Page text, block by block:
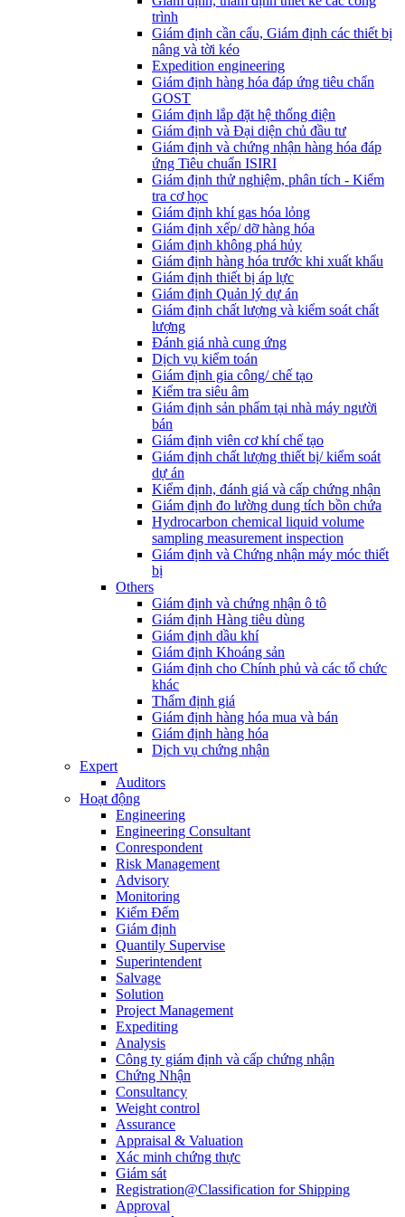
trình
Giám định cần cẩu, Giám định các thiết bị
nâng và tời kéo
Expedition engineering
Giám định hàng hóa đáp ứng tiêu chẩn
GOST
Giám định lắp đặt hệ thống điện
Giám định và Đại diện chủ đầu tư
Giám định và chứng nhận hàng hóa đáp
ứng Tiêu chuẩn ISIRI
Giám định thử nghiệm, phân tích - Kiểm
tra cơ học
Giám định khí gas hóa lỏng
Giám định xếp/ dỡ hàng hóa
Giám định không phá hủy
Giám định hàng hóa trước khi xuất khẩu
Giám định thiết bị áp lực
Giám định Quản lý dự án
Giám định chất lượng và kiểm soát chất
lượng
Đánh giá nhà cung ứng
Dịch vụ kiểm toán
Giám định gia công/ chế tạo
Kiểm tra siêu âm
Giám định sản phẩm tại nhà máy người
bán
Giám định viên cơ khí chế tạo
Giám định chất lượng thiết bị/ kiểm soát
dự án
Kiểm định, đánh giá và cấp chứng nhận
Giám định đo lường dung tích bồn chứa
Hydrocarbon chemical liquid volume
sampling measurement inspection
Giám định và Chứng nhận máy móc thiết
bị
Others
Giám định và chứng nhận ô tô
Giám định Hàng tiêu dùng
Giám định dầu khí
Giám định Khoáng sản
Giám định cho Chính phủ và các tổ chức
khác
Thẩm định giá
Giám định hàng hóa mua và bán
Giám định hàng hóa
Dịch vụ chứng nhận
Expert
Auditors
Hoạt động
Engineering
Engineering Consultant
Conrespondent
Risk Management
Advisory
Monitoring
Kiểm Đếm
Giám định
Quantily Supervise
Superintendent
Salvage
Solution
Project Management
Expediting
Analysis
Công ty giám định và cấp chứng nhận
Chứng Nhận
Consultancy
Weight control
Assurance
Appraisal & Valuation
Xác minh chứng thực
Giám sát
Registration@Classification for Shipping
Approval